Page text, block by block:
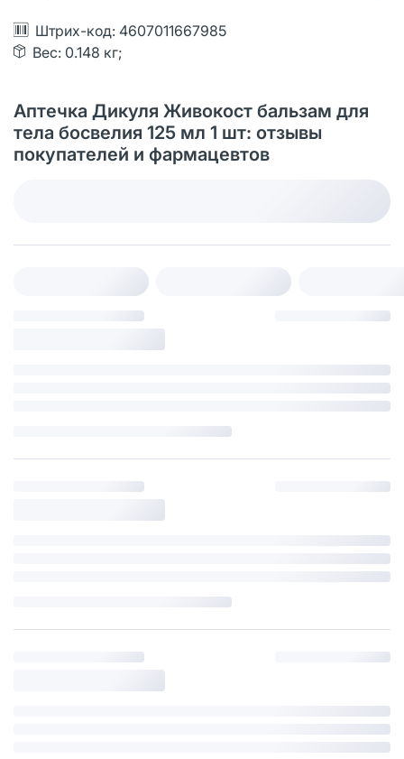
Штрих-код: 4607011667985
Вес: 0.148 кг;
Аптечка Дикуля Живокост бальзам для
тела босвелия 125 мл 1 шт: отзывы
покупателей и фармацевтов